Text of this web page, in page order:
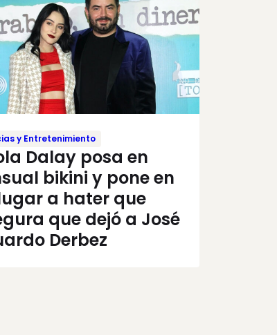
y Entretenimiento
Dalay posa en
bikini y pone en
a hater que
que dejó a José
Derbez